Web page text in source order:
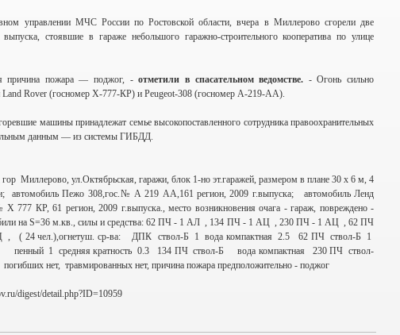
управлении МЧС России по Ростовской области, вчера в Миллерово сгорели две
стоявшие в гараже небольшого гаражно-строительного кооператива по улице
причина пожара — поджог, -отметили в спасательном ведомстве. - Огонь сильно
Land Rover (госномер Х-777-КР) и Peugeot-308 (госномер А-219-АА).
машины принадлежат семье высокопоставленного сотрудника правоохранительных
данным — из системы ГИБДД.
Миллерово, ул.Октябрьская, гаражи, блок 1-но эт.гаражей, размером в плане 30 х 6 м, 4
автомобиль Пежо 308,гос.№ А 219 АА,161 регион, 2009 г.выпуска; автомобиль Ленд
777 КР, 61 регион, 2009 г.выпуска., место возникновения очага - гараж, повреждено -
на S=36 м.кв., силы и средства: 62 ПЧ - 1 АЛ , 134 ПЧ - 1 АЦ , 230 ПЧ - 1 АЦ , 62 ПЧ
24 чел.),огнетуш. ср-ва: ДПК ствол-Б 1 вода компактная 2.5 62 ПЧ ствол-Б 1
1 средняя кратность 0.3 134 ПЧ ствол-Б вода компактная 230 ПЧ ствол-
нет, травмированных нет, причина пожара предположительно - поджог
digest/detail.php?ID=10959